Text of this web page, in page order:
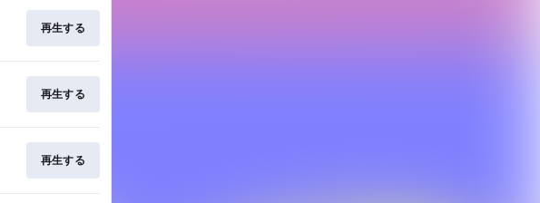
再生する
再生する
再生する